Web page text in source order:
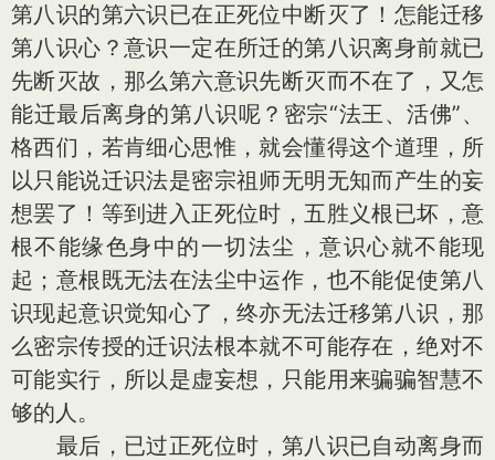
第八识的第六识已在正死位中断灭了！怎能迁移
第八识心？意识一定在所迁的第八识离身前就已
先断灭故，那么第六意识先断灭而不在了，又怎
能迁最后离身的第八识呢？密宗“法王、活佛”、
格西们，若肯细心思惟，就会懂得这个道理，所
以只能说迁识法是密宗祖师无明无知而产生的妄
想罢了！等到进入正死位时，五胜义根已坏，意
根不能缘色身中的一切法尘，意识心就不能现
起；意根既无法在法尘中运作，也不能促使第八
识现起意识觉知心了，终亦无法迁移第八识，那
么密宗传授的迁识法根本就不可能存在，绝对不
可能实行，所以是虚妄想，只能用来骗骗智慧不
够的人。
最后，已过正死位时，第八识已自动离身而